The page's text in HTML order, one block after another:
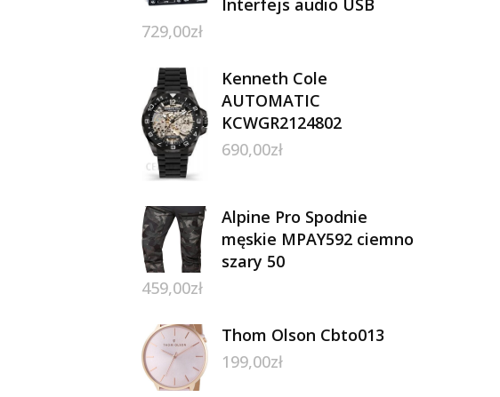
729,00zł
Kenneth Cole
AUTOMATIC
KCWGR2124802
690,00zł
Alpine Pro Spodnie
męskie MPAY592 ciemno
szary 50
459,00zł
Thom Olson Cbto013
199,00zł